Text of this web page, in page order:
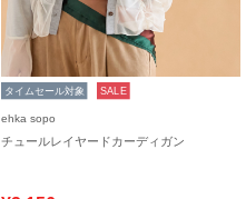
タイムセール対象 SALE
ehka sopo
チュールレイヤードカーディガン